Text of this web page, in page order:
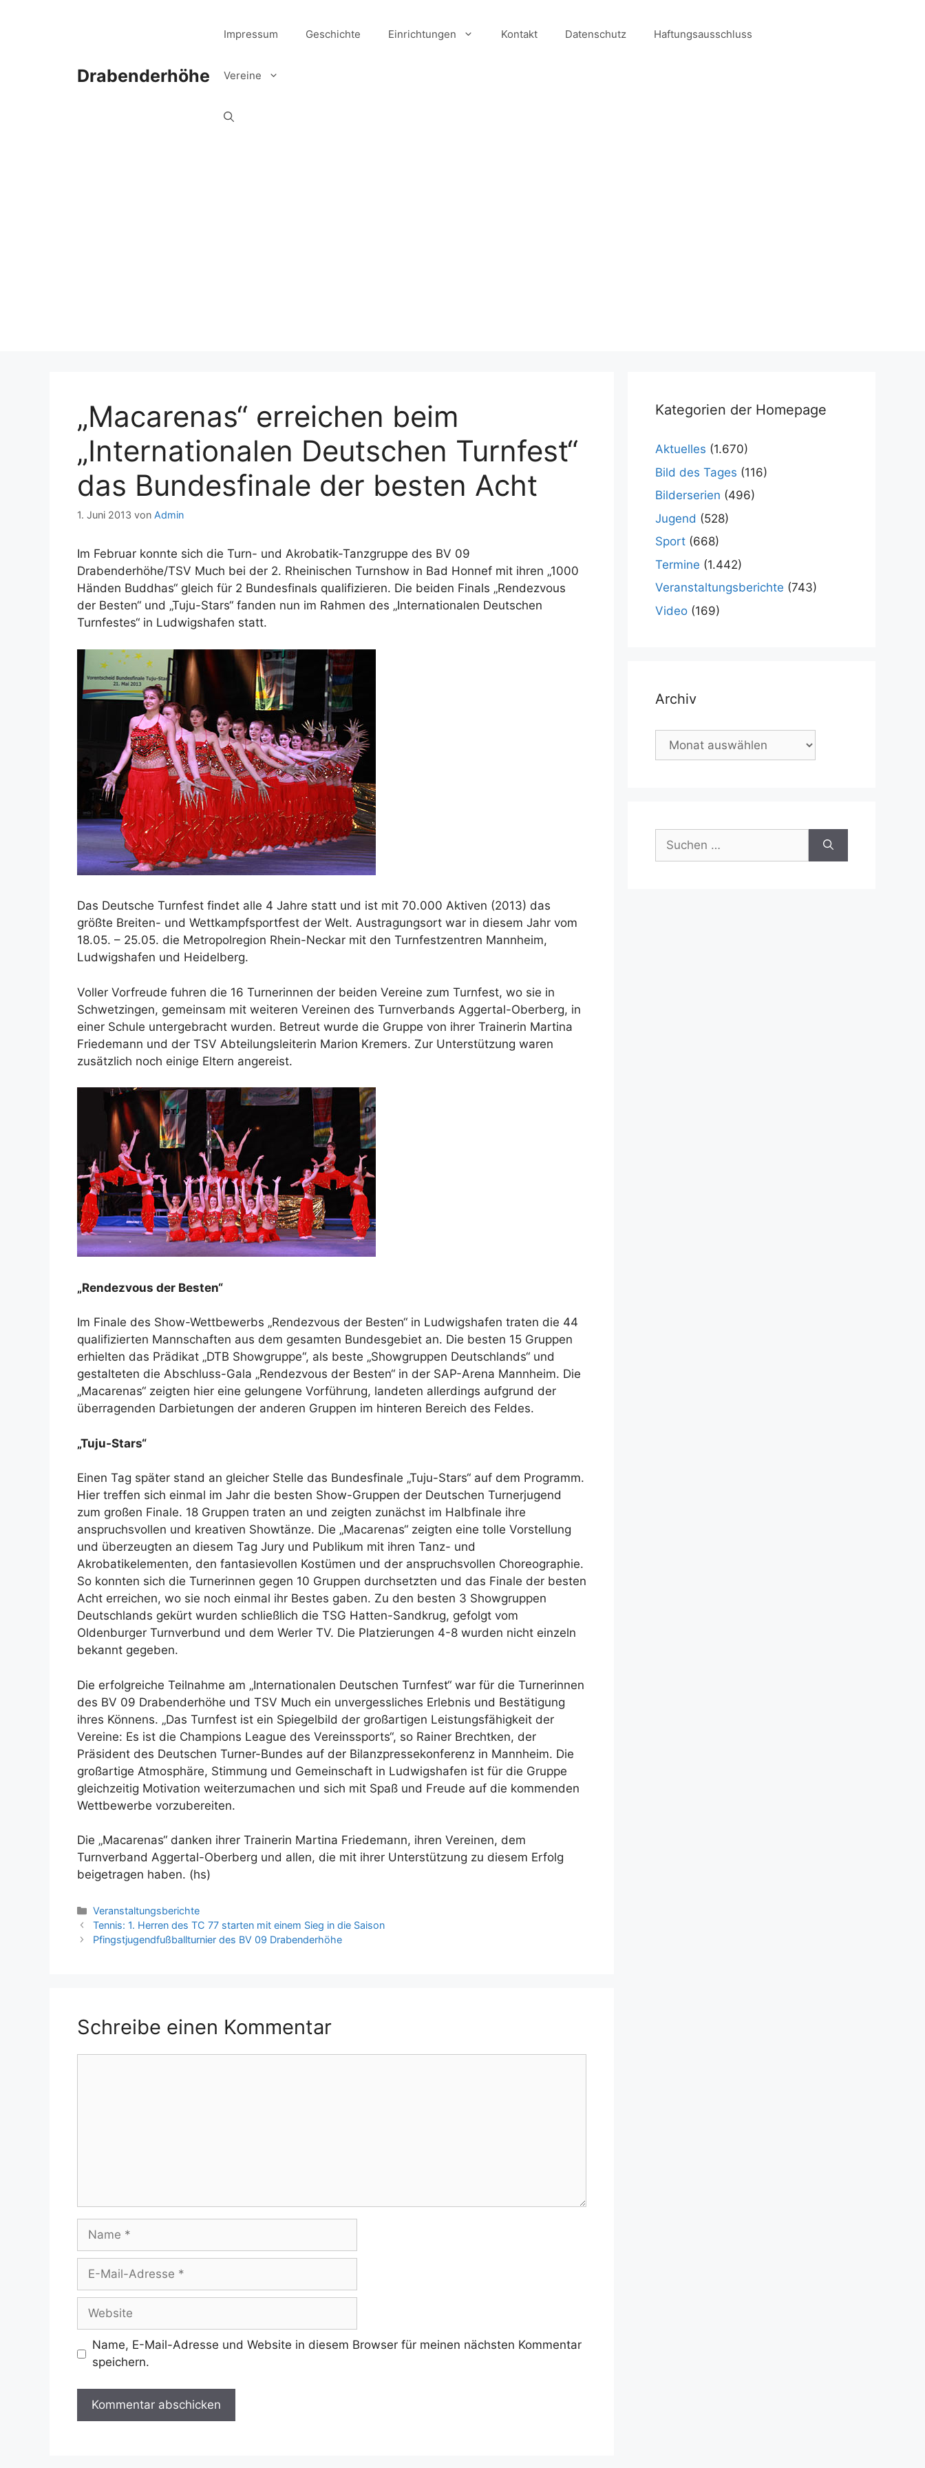
Drabenderhöhe
Impressum Geschichte Einrichtungen Kontakt Datenschutz Haftungsausschluss
Vereine
„Macarenas“ erreichen beim
„Internationalen Deutschen Turnfest“
das Bundesfinale der besten Acht
1. Juni 2013 von Admin
Im Februar konnte sich die Turn- und Akrobatik-Tanzgruppe des BV 09
Drabenderhöhe/TSV Much bei der 2. Rheinischen Turnshow in Bad Honnef mit ihren „1000
Händen Buddhas“ gleich für 2 Bundesfinals qualifizieren. Die beiden Finals „Rendezvous
der Besten“ und „Tuju-Stars“ fanden nun im Rahmen des „Internationalen Deutschen
Turnfestes“ in Ludwigshafen statt.
Das Deutsche Turnfest findet alle 4 Jahre statt und ist mit 70.000 Aktiven (2013) das
größte Breiten- und Wettkampfsportfest der Welt. Austragungsort war in diesem Jahr vom
18.05. – 25.05. die Metropolregion Rhein-Neckar mit den Turnfestzentren Mannheim,
Ludwigshafen und Heidelberg.
Voller Vorfreude fuhren die 16 Turnerinnen der beiden Vereine zum Turnfest, wo sie in
Schwetzingen, gemeinsam mit weiteren Vereinen des Turnverbands Aggertal-Oberberg, in
einer Schule untergebracht wurden. Betreut wurde die Gruppe von ihrer Trainerin Martina
Friedemann und der TSV Abteilungsleiterin Marion Kremers. Zur Unterstützung waren
zusätzlich noch einige Eltern angereist.
„Rendezvous der Besten“
Im Finale des Show-Wettbewerbs „Rendezvous der Besten“ in Ludwigshafen traten die 44
qualifizierten Mannschaften aus dem gesamten Bundesgebiet an. Die besten 15 Gruppen
erhielten das Prädikat „DTB Showgruppe“, als beste „Showgruppen Deutschlands“ und
gestalteten die Abschluss-Gala „Rendezvous der Besten“ in der SAP-Arena Mannheim. Die
„Macarenas“ zeigten hier eine gelungene Vorführung, landeten allerdings aufgrund der
überragenden Darbietungen der anderen Gruppen im hinteren Bereich des Feldes.
„Tuju-Stars“
Einen Tag später stand an gleicher Stelle das Bundesfinale „Tuju-Stars“ auf dem Programm.
Hier treffen sich einmal im Jahr die besten Show-Gruppen der Deutschen Turnerjugend
zum großen Finale. 18 Gruppen traten an und zeigten zunächst im Halbfinale ihre
anspruchsvollen und kreativen Showtänze. Die „Macarenas“ zeigten eine tolle Vorstellung
und überzeugten an diesem Tag Jury und Publikum mit ihren Tanz- und
Akrobatikelementen, den fantasievollen Kostümen und der anspruchsvollen Choreographie.
So konnten sich die Turnerinnen gegen 10 Gruppen durchsetzten und das Finale der besten
Acht erreichen, wo sie noch einmal ihr Bestes gaben. Zu den besten 3 Showgruppen
Deutschlands gekürt wurden schließlich die TSG Hatten-Sandkrug, gefolgt vom
Oldenburger Turnverbund und dem Werler TV. Die Platzierungen 4-8 wurden nicht einzeln
bekannt gegeben.
Die erfolgreiche Teilnahme am „Internationalen Deutschen Turnfest“ war für die Turnerinnen
des BV 09 Drabenderhöhe und TSV Much ein unvergessliches Erlebnis und Bestätigung
ihres Könnens. „Das Turnfest ist ein Spiegelbild der großartigen Leistungsfähigkeit der
Vereine: Es ist die Champions League des Vereinssports“, so Rainer Brechtken, der
Präsident des Deutschen Turner-Bundes auf der Bilanzpressekonferenz in Mannheim. Die
großartige Atmosphäre, Stimmung und Gemeinschaft in Ludwigshafen ist für die Gruppe
gleichzeitig Motivation weiterzumachen und sich mit Spaß und Freude auf die kommenden
Wettbewerbe vorzubereiten.
Die „Macarenas“ danken ihrer Trainerin Martina Friedemann, ihren Vereinen, dem
Turnverband Aggertal-Oberberg und allen, die mit ihrer Unterstützung zu diesem Erfolg
beigetragen haben. (hs)
Kategorien
Veranstaltungsberichte
Tennis: 1. Herren des TC 77 starten mit einem Sieg in die Saison
Pfingstjugendfußballturnier des BV 09 Drabenderhöhe
Schreibe einen Kommentar
Name
Adresse
Website
Name, E-Mail-Adresse und Website in diesem Browser für meinen nächsten Kommentar
speichern.
Kategorien der Homepage
Aktuelles (1.670)
Bild des Tages (116)
Bilderserien (496)
Jugend (528)
Sport (668)
Termine (1.442)
Veranstaltungsberichte (743)
Video (169)
Archiv
Archiv
nach: